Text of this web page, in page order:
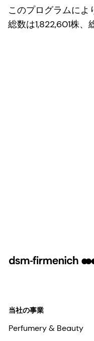
このプログラムに
総数は1,822,601株、
当社の事業
Perfumery & Beauty